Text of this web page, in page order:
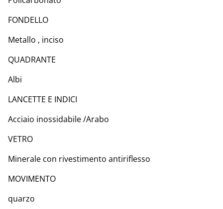
FONDELLO
Metallo , inciso
QUADRANTE
Albi
LANCETTE E INDICI
Acciaio inossidabile /Arabo
VETRO
Minerale con rivestimento antiriflesso
MOVIMENTO
quarzo